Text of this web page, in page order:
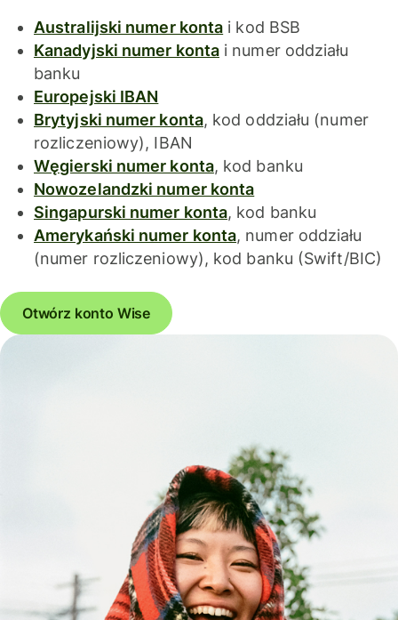
Australijski numer konta i kod BSB
Kanadyjski numer kontai numer oddziału
banku
Europejski IBAN
Brytyjski numer konta, kod oddziału (numer
rozliczeniowy), IBAN
Węgierski numer konta, kod banku
Nowozelandzki numer konta
Singapurski numer konta, kod banku
Amerykański numer konta, numer oddziału
(numer rozliczeniowy), kod banku (Swift/BIC)
Otwórz konto Wise